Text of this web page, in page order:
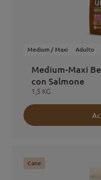
Medium / Maxi Adulto
Medium-Maxi
con Salmone
1,5 KG
Cane